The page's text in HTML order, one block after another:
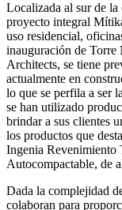
Localizada al sur de
proyecto integral
uso residencial,
inauguración de
Architects, se tiene
actualmente en
lo que se perfila a ser
se han utilizado
brindar a sus clientes
los productos que
Ingenia Revenimiento
Autocompactable, de
Dada la complejidad
colaboran para